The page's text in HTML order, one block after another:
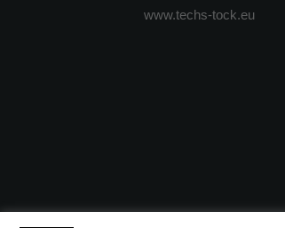
www.techs-tock.eu